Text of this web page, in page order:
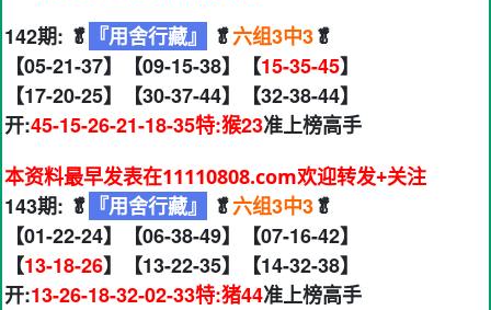
142期: 🥬 『用舍行藏』 🥬六组3中3🥬
【05-21-37】【09-15-38】【15-35-45】
【17-20-25】【30-37-44】【32-38-44】
开:45-15-26-21-18-35特:猴23准上榜高手
本资料最早发表在11110808.com欢迎转发+关注
143期: 🥬 『用舍行藏』 🥬六组3中3🥬
【01-22-24】【06-38-49】【07-16-42】
【13-18-26】【13-22-35】【14-32-38】
开:13-26-18-32-02-33特:猪44准上榜高手